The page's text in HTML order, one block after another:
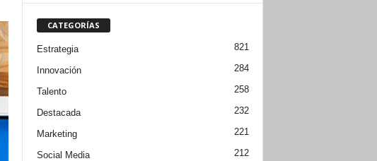
CATEGORÍAS
Estrategia 821
Innovación 284
Talento 258
Destacada 232
Marketing 221
Social Media 212